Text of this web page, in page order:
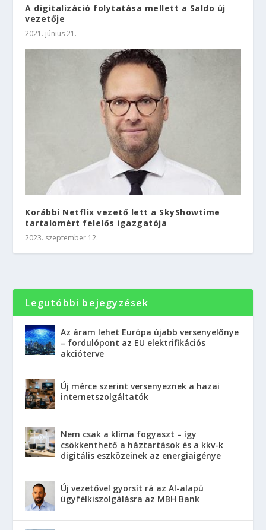
A digitalizáció folytatása mellett a Saldo új
vezetője
2021. június 21.
Korábbi Netflix vezető lett a SkyShowtime
tartalomért felelős igazgatója
2023. szeptember 12.
Legutóbbi bejegyzések
Az áram lehet Európa újabb versenyelőnye
– fordulópont az EU elektrifikációs
akcióterve
Új mérce szerint versenyeznek a hazai
internetszolgáltatók
Nem csak a klíma fogyaszt – így
csökkenthető a háztartások és a kkv-k
digitális eszközeinek az energiaigénye
Új vezetővel gyorsít rá az AI-alapú
ügyfélkiszolgálásra az MBH Bank